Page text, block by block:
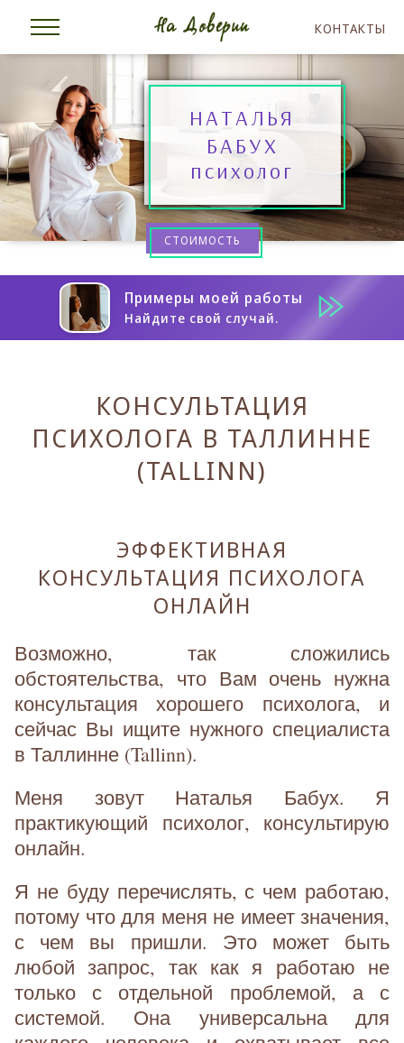
КОНТАКТЫ
НАТАЛЬЯ
БАБУХ
психолог
СТОИМОСТЬ
Примеры моей работы
Найдите свой случай.
КОНСУЛЬТАЦИЯ
ПСИХОЛОГА В ТАЛЛИННЕ
(TALLINN)
ЭФФЕКТИВНАЯ
КОНСУЛЬТАЦИЯ ПСИХОЛОГА
ОНЛАЙН
Возможно, так сложились
обстоятельства, что Вам очень нужна
консультация хорошего психолога, и
сейчас Вы ищите нужного специалиста
в Таллинне (Tallinn).
Меня зовут Наталья Бабух. Я
практикующий психолог, консультирую
онлайн.
Я не буду перечислять, с чем работаю,
потому что для меня не имеет значения,
с чем вы пришли. Это может быть
любой запрос, так как я работаю не
только с отдельной проблемой, а с
системой. Она универсальна для